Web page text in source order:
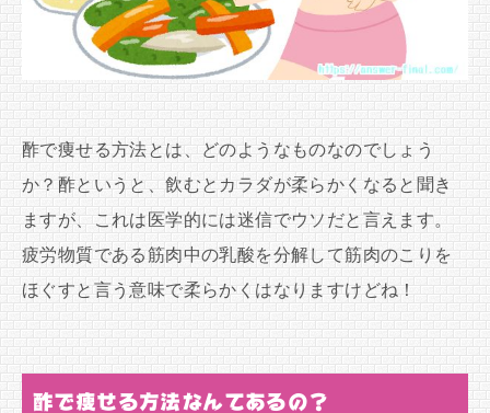
酢で痩せる方法とは、どのようなものなのでしょう
か？酢というと、飲むとカラダが柔らかくなると聞き
ますが、これは医学的には迷信でウソだと言えます。
疲労物質である筋肉中の乳酸を分解して筋肉のこりを
ほぐすと言う意味で柔らかくはなりますけどね！
酢で痩せる方法なんてあるの？